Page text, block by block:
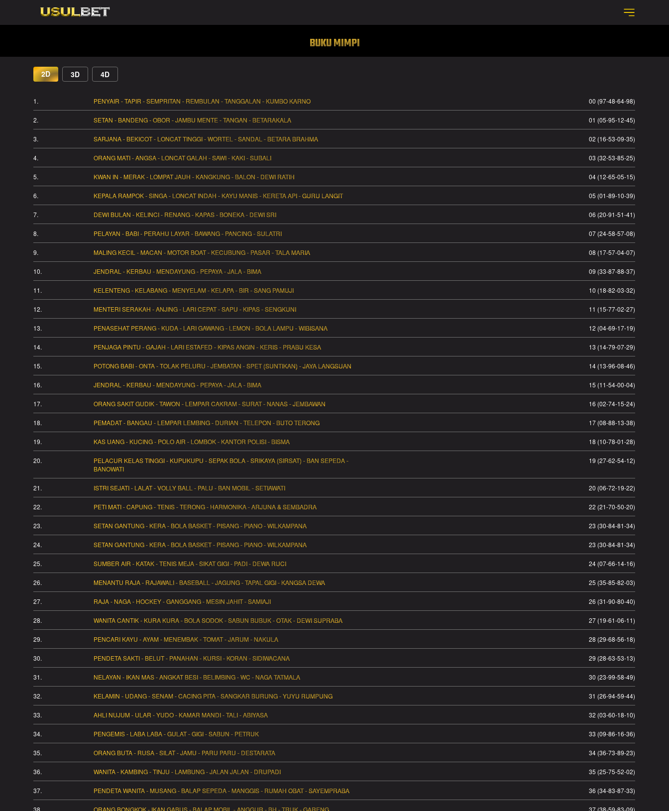
BUKU MIMPI
2D 3D 4D
1. PENYAIR - TAPIR - SEMPRITAN - REMBULAN - TANGGALAN - KUMBO KARNO 00 (97-48-64-98)
2. SETAN - BANDENG - OBOR - JAMBU MENTE - TANGAN - BETARAKALA 01 (05-95-12-45)
3. SARJANA - BEKICOT - LONCAT TINGGI - WORTEL - SANDAL - BETARA BRAHMA 02 (16-53-09-35)
4. ORANG MATI - ANGSA - LONCAT GALAH - SAWI - KAKI - SUBALI 03 (32-53-85-25)
5. KWAN IN - MERAK - LOMPAT JAUH - KANGKUNG - BALON - DEWI RATIH 04 (12-65-05-15)
6. KEPALA RAMPOK - SINGA - LONCAT INDAH - KAYU MANIS - KERETA API - GURU LANGIT 05 (01-89-10-39)
7. DEWI BULAN - KELINCI - RENANG - KAPAS - BONEKA - DEWI SRI 06 (20-91-51-41)
8. PELAYAN - BABI - PERAHU LAYAR - BAWANG - PANCING - SULATRI 07 (24-58-57-08)
9. MALING KECIL - MACAN - MOTOR BOAT - KECUBUNG - PASAR - TALA MARIA 08 (17-57-04-07)
10. JENDRAL - KERBAU - MENDAYUNG - PEPAYA - JALA - BIMA 09 (33-87-88-37)
11. KELENTENG - KELABANG - MENYELAM - KELAPA - BIR - SANG PAMUJI 10 (18-82-03-32)
12. MENTERI SERAKAH - ANJING - LARI CEPAT - SAPU - KIPAS - SENGKUNI 11 (15-77-02-27)
13. PENASEHAT PERANG - KUDA - LARI GAWANG - LEMON - BOLA LAMPU - WIBISANA 12 (04-69-17-19)
14. PENJAGA PINTU - GAJAH - LARI ESTAFED - KIPAS ANGIN - KERIS - PRABU KESA 13 (14-79-07-29)
15. POTONG BABI - ONTA - TOLAK PELURU - JEMBATAN - SPET (SUNTIKAN) - JAYA LANGSUAN 14 (13-96-08-46)
16. JENDRAL - KERBAU - MENDAYUNG - PEPAYA - JALA - BIMA 15 (11-54-00-04)
17. ORANG SAKIT GUDIK - TAWON - LEMPAR CAKRAM - SURAT - NANAS - JEMBAWAN 16 (02-74-15-24)
18. PEMADAT - BANGAU - LEMPAR LEMBING - DURIAN - TELEPON - BUTO TERONG 17 (08-88-13-38)
19. KAS UANG - KUCING - POLO AIR - LOMBOK - KANTOR POLISI - BISMA 18 (10-78-01-28)
20.
PELACUR KELAS TINGGI - KUPUKUPU - SEPAK BOLA - SRIKAYA (SIRSAT) - BAN SEPEDA -
BANOWATI
19 (27-62-54-12)
21. ISTRI SEJATI - LALAT - VOLLY BALL - PALU - BAN MOBIL - SETIAWATI 20 (06-72-19-22)
22. PETI MATI - CAPUNG - TENIS - TERONG - HARMONIKA - ARJUNA & SEMBADRA 22 (21-70-50-20)
23. SETAN GANTUNG - KERA - BOLA BASKET - PISANG - PIANO - WILKAMPANA 23 (30-84-81-34)
24. SETAN GANTUNG - KERA - BOLA BASKET - PISANG - PIANO - WILKAMPANA 23 (30-84-81-34)
25. SUMBER AIR - KATAK - TENIS MEJA - SIKAT GIGI - PADI - DEWA RUCI 24 (07-66-14-16)
26. MENANTU RAJA - RAJAWALI - BASEBALL - JAGUNG - TAPAL GIGI - KANGSA DEWA 25 (35-85-82-03)
27. RAJA - NAGA - HOCKEY - GANGGANG - MESIN JAHIT - SAMIAJI 26 (31-90-80-40)
28. WANITA CANTIK - KURA KURA - BOLA SODOK - SABUN BUBUK - OTAK - DEWI SUPRABA 27 (19-61-06-11)
29. PENCARI KAYU - AYAM - MENEMBAK - TOMAT - JARUM - NAKULA 28 (29-68-56-18)
30. PENDETA SAKTI - BELUT - PANAHAN - KURSI - KORAN - SIDIWACANA 29 (28-63-53-13)
31. NELAYAN - IKAN MAS - ANGKAT BESI - BELIMBING - WC - NAGA TATMALA 30 (23-99-58-49)
32. KELAMIN - UDANG - SENAM - CACING PITA - SANGKAR BURUNG - YUYU RUMPUNG 31 (26-94-59-44)
33. AHLI NUJUM - ULAR - YUDO - KAMAR MANDI - TALI - ABIYASA 32 (03-60-18-10)
34. PENGEMIS - LABA LABA - GULAT - GIGI - SABUN - PETRUK 33 (09-86-16-36)
35. ORANG BUTA - RUSA - SILAT - JAMU - PARU PARU - DESTARATA 34 (36-73-89-23)
36. WANITA - KAMBING - TINJU - LAMBUNG - JALAN JALAN - DRUPADI 35 (25-75-52-02)
37. PENDETA WANITA - MUSANG - BALAP SEPEDA - MANGGIS - RUMAH OBAT - SAYEMPRABA 36 (34-83-87-33)
38. ORANG BONGKOK - IKAN GABUS - BALAP MOBIL - ANGGUR - BH - TRUK - GARENG 37 (38-59-83-09)